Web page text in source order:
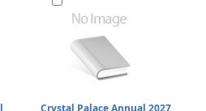
Crystal Palace Annual 2027